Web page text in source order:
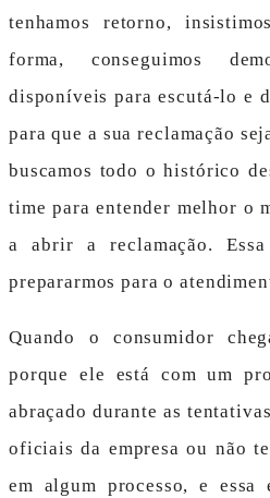
tenhamos retorno,
forma, conseguimos
disponíveis para escutá-lo e
para que a sua reclamação
buscamos todo o histórico
time para entender melhor o
a abrir a reclamação.
prepararmos para o
Quando o consumidor
porque ele está com um
abraçado durante as
oficiais da empresa ou não
em algum processo, e essa